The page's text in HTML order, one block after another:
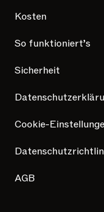
Kosten
So funktioniert’s
Sicherheit
Cookie-
AGB